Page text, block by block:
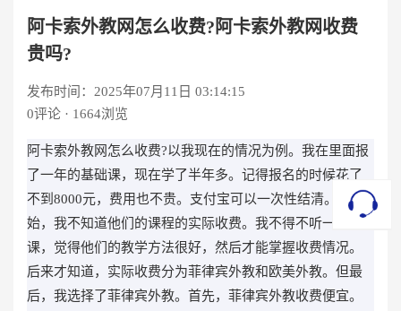
阿卡索外教网怎么收费?阿卡索外教网收费
贵吗?
发布时间：2025年07月11日 03:14:15
0评论 · 1664浏览
阿卡索外教网怎么收费?以我现在的情况为例。我在里面报
了一年的基础课，现在学了半年多。记得报名的时候花了
不到8000元，费用也不贵。支付宝可以一次性结清。一开
始，我不知道他们的课程的实际收费。我不得不听一节
课，觉得他们的教学方法很好，然后才能掌握收费情况。
后来才知道，实际收费分为菲律宾外教和欧美外教。但最
后，我选择了菲律宾外教。首先，菲律宾外教收费便宜。